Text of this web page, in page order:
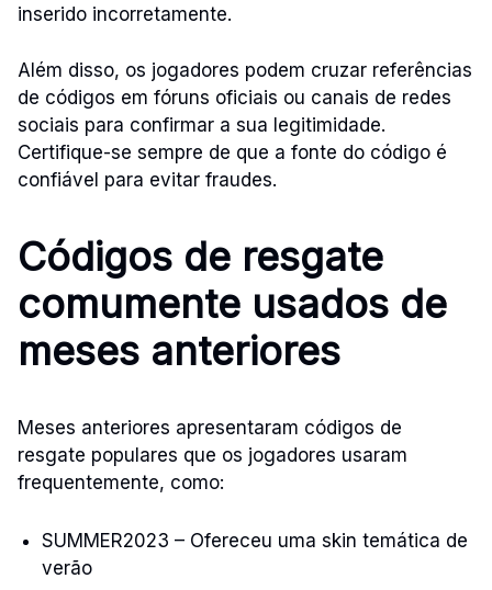
inserido incorretamente.
Além disso, os jogadores podem cruzar referências
de códigos em fóruns oficiais ou canais de redes
sociais para confirmar a sua legitimidade.
Certifique-se sempre de que a fonte do código é
confiável para evitar fraudes.
Códigos de resgate
comumente usados de
meses anteriores
Meses anteriores apresentaram códigos de
resgate populares que os jogadores usaram
frequentemente, como:
SUMMER2023 – Ofereceu uma skin temática de
verão